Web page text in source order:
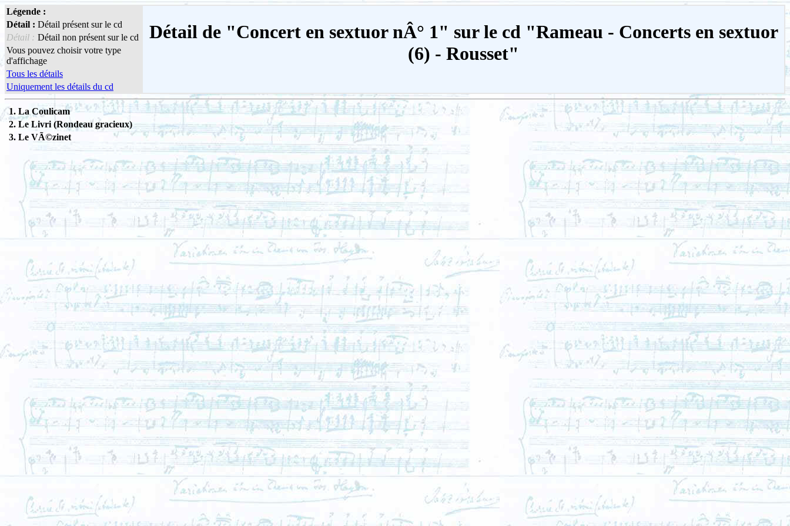
Légende :
Détail de "Concert en sextuor nÂ° 1" sur le cd "Rameau - Concerts en sextuor
(6) - Rousset"
Détail : Détail présent sur le cd
Détail : Détail non présent sur le cd
Vous pouvez choisir votre type
d'affichage
Tous les détails
Uniquement les détails du cd
1. La Coulicam
2. Le Livri (Rondeau gracieux)
3. Le VÃ©zinet